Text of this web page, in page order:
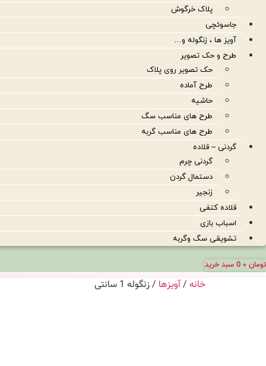
پلاک خرگوش
جاسوئچی
آویز ها ، زنگوله و…
طرح و حک تصویر
حک تصویر روی پلاک
طرح آماده
حاشیه
طرح های مناسب سگ
طرح های مناسب گربه
گردنی – قلاده
گردنی چرم
دستمال گردن
زنجیر
قلاده کتفی
اسباب بازی
تشویقی سگ وگربه
تومان 0 سبد خرید
خانه /آویزها / زنگوله 1 سانتی